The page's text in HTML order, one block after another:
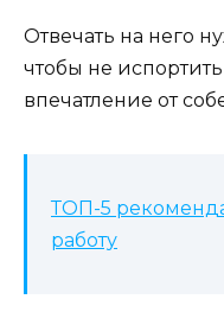
Отвечать на него
чтобы не
впечатление от
ТОП-5
работу